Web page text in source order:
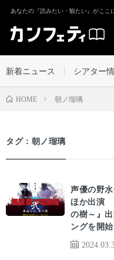
あなたの『読みたい・観たい』がここ
新着ニュース シアター
HOME 朝ノ瑠璃
タグ：朝ノ瑠璃
声優の野
ほか出演
の樹～』
ングを開